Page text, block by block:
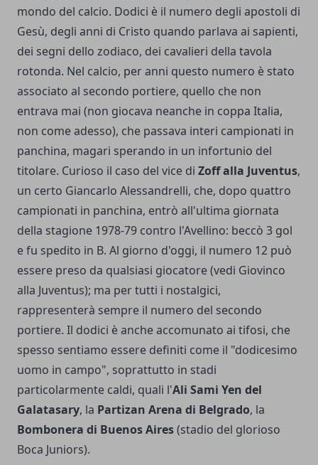
mondo del calcio. Dodici è il numero degli apostoli di
Gesù, degli anni di Cristo quando parlava ai sapienti,
dei segni dello zodiaco, dei cavalieri della tavola
rotonda. Nel calcio, per anni questo numero è stato
associato al secondo portiere, quello che non
entrava mai (non giocava neanche in coppa Italia,
non come adesso), che passava interi campionati in
panchina, magari sperando in un infortunio del
titolare. Curioso il caso del vice di Zoff alla Juventus,
un certo Giancarlo Alessandrelli, che, dopo quattro
campionati in panchina, entrò all'ultima giornata
della stagione 1978-79 contro l'Avellino: beccò 3 gol
e fu spedito in B. Al giorno d'oggi, il numero 12 può
essere preso da qualsiasi giocatore (vedi Giovinco
alla Juventus); ma per tutti i nostalgici,
rappresenterà sempre il numero del secondo
portiere. Il dodici è anche accomunato ai tifosi, che
spesso sentiamo essere definiti come il "dodicesimo
uomo in campo", soprattutto in stadi
particolarmente caldi, quali l'Ali Sami Yen del
Galatasary, la Partizan Arena di Belgrado, la
Bombonera di Buenos Aires(stadio del glorioso
Boca Juniors).